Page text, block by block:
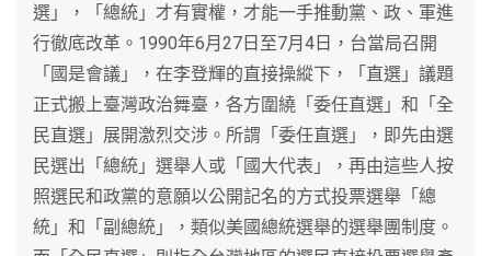
選」，「總統」才有實權，才能一手推動黨、政、軍進
行徹底改革。1990年6月27日至7月4日，台當局召開
「國是會議」，在李登輝的直接操縱下，「直選」議題
正式搬上臺灣政治舞臺，各方圍繞「委任直選」和「全
民直選」展開激烈交涉。所謂「委任直選」，即先由選
民選出「總統」選舉人或「國大代表」，再由這些人按
照選民和政黨的意願以公開記名的方式投票選舉「總
統」和「副總統」，類似美國總統選舉的選舉團制度。